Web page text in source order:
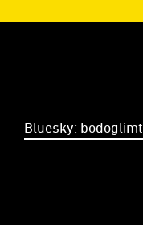
Bluesky: bodoglimt